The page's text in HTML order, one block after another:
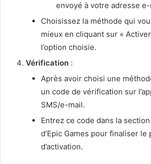
envoyé à votre adresse e-
Choisissez la méthode qui
mieux en cliquant sur «
l’option choisie.
Vérification :
Après avoir choisi une
un code de vérification sur
SMS/e-mail.
Entrez ce code dans la
d’Epic Games pour finaliser le
d’activation.